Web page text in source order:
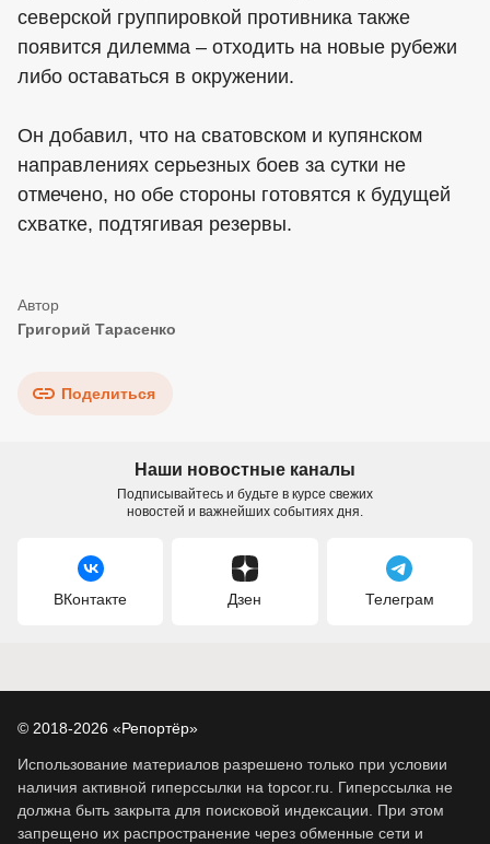
северской группировкой противника также
появится дилемма – отходить на новые рубежи
либо оставаться в окружении.
Он добавил, что на сватовском и купянском
направлениях серьезных боев за сутки не
отмечено, но обе стороны готовятся к будущей
схватке, подтягивая резервы.
Григорий Тарасенко
Поделиться
Наши новостные каналы
Подписывайтесь и будьте в курсе свежих
новостей и важнейших событиях дня.
ВКонтакте Дзен Телеграм
© 2018-2026 «Репортёр»
Использование материалов разрешено только при условии
наличия активной гиперссылки на topcor.ru. Гиперссылка не
должна быть закрыта для поисковой индексации. При этом
запрещено их распространение через обменные сети и